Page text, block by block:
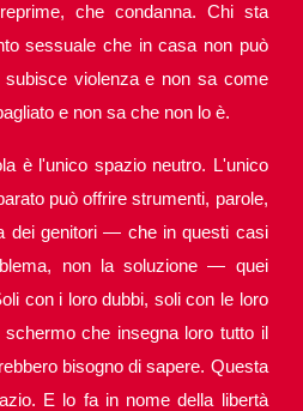
che condanna. Chi sta
sessuale che in casa non può
subisce violenza e non sa come
e non sa che non lo è.
è l'unico spazio neutro. L'unico
può offrire strumenti, parole,
dei genitori — che in questi casi
non la soluzione — quei
con i loro dubbi, soli con le loro
che insegna loro tutto il
bisogno di sapere. Questa
E lo fa in nome della libertà